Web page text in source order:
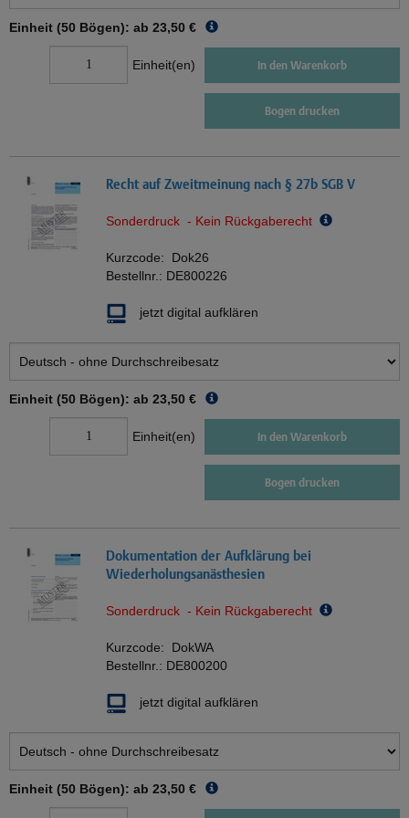
Einheit (50 Bögen): ab 23,50 €
Einheit(en) In den Warenkorb
Bogen drucken
Recht auf Zweitmeinung nach § 27b SGB V
Sonderdruck - Kein Rückgaberecht
Kurzcode: Dok26
Bestellnr.: DE800226
jetzt digital aufklären
Einheit (50 Bögen): ab 23,50 €
Einheit(en) In den Warenkorb
Bogen drucken
Dokumentation der Aufklärung bei
Wiederholungsanästhesien
Sonderdruck - Kein Rückgaberecht
Kurzcode: DokWA
Bestellnr.: DE800200
jetzt digital aufklären
Einheit (50 Bögen): ab 23,50 €